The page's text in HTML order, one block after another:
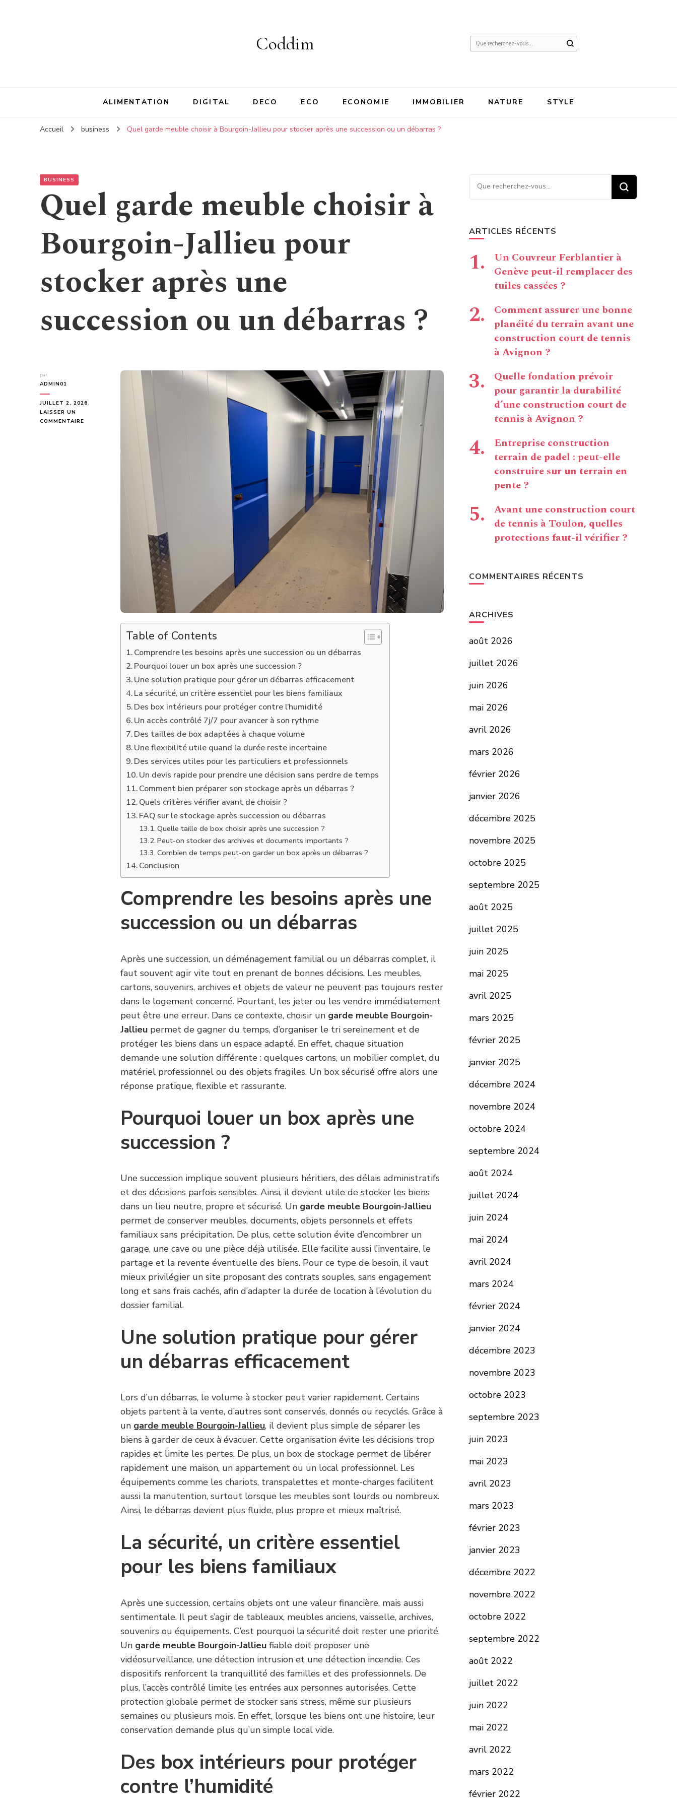
Coddim
Vous
ALIMENTATION DIGITAL DECO ECO ECONOMIE IMMOBILIER NATURE STYLE
Accueil business Quel garde meuble choisir à Bourgoin-Jallieu pour stocker après une succession ou un débarras ?
BUSINESS
Quel garde meuble choisir à
Bourgoin-Jallieu pour
stocker après une
succession ou un débarras ?
par
ADMIN01
JUILLET 2, 2026
LAISSER UN
COMMENTAIRE
Table of Contents
Comprendre les besoins après une succession ou un débarras
Pourquoi louer un box après une succession ?
Une solution pratique pour gérer un débarras efficacement
La sécurité, un critère essentiel pour les biens familiaux
Des box intérieurs pour protéger contre l’humidité
Un accès contrôlé 7j/7 pour avancer à son rythme
Des tailles de box adaptées à chaque volume
Une flexibilité utile quand la durée reste incertaine
Des services utiles pour les particuliers et professionnels
Un devis rapide pour prendre une décision sans perdre de temps
Comment bien préparer son stockage après un débarras ?
Quels critères vérifier avant de choisir ?
FAQ sur le stockage après succession ou débarras
Quelle taille de box choisir après une succession ?
Peut-on stocker des archives et documents importants ?
Combien de temps peut-on garder un box après un débarras ?
Conclusion
Comprendre les besoins après une
succession ou un débarras
Après une succession, un déménagement familial ou un débarras complet, il
faut souvent agir vite tout en prenant de bonnes décisions. Les meubles,
cartons, souvenirs, archives et objets de valeur ne peuvent pas toujours rester
dans le logement concerné. Pourtant, les jeter ou les vendre immédiatement
peut être une erreur. Dans ce contexte, choisir un garde meuble Bourgoin-
Jallieu permet de gagner du temps, d’organiser le tri sereinement et de
protéger les biens dans un espace adapté. En effet, chaque situation
demande une solution différente : quelques cartons, un mobilier complet, du
matériel professionnel ou des objets fragiles. Un box sécurisé offre alors une
réponse pratique, flexible et rassurante.
Pourquoi louer un box après une
succession ?
Une succession implique souvent plusieurs héritiers, des délais administratifs
et des décisions parfois sensibles. Ainsi, il devient utile de stocker les biens
dans un lieu neutre, propre et sécurisé. Un garde meuble Bourgoin-Jallieu
permet de conserver meubles, documents, objets personnels et effets
familiaux sans précipitation. De plus, cette solution évite d’encombrer un
garage, une cave ou une pièce déjà utilisée. Elle facilite aussi l’inventaire, le
partage et la revente éventuelle des biens. Pour ce type de besoin, il vaut
mieux privilégier un site proposant des contrats souples, sans engagement
long et sans frais cachés, afin d’adapter la durée de location à l’évolution du
dossier familial.
Une solution pratique pour gérer
un débarras efficacement
Lors d’un débarras, le volume à stocker peut varier rapidement. Certains
objets partent à la vente, d’autres sont conservés, donnés ou recyclés. Grâce à
un garde meuble Bourgoin-Jallieu, il devient plus simple de séparer les
biens à garder de ceux à évacuer. Cette organisation évite les décisions trop
rapides et limite les pertes. De plus, un box de stockage permet de libérer
rapidement une maison, un appartement ou un local professionnel. Les
équipements comme les chariots, transpalettes et monte-charges facilitent
aussi la manutention, surtout lorsque les meubles sont lourds ou nombreux.
Ainsi, le débarras devient plus fluide, plus propre et mieux maîtrisé.
La sécurité, un critère essentiel
pour les biens familiaux
Après une succession, certains objets ont une valeur financière, mais aussi
sentimentale. Il peut s’agir de tableaux, meubles anciens, vaisselle, archives,
souvenirs ou équipements. C’est pourquoi la sécurité doit rester une priorité.
Un garde meuble Bourgoin-Jallieu fiable doit proposer une
vidéosurveillance, une détection intrusion et une détection incendie. Ces
dispositifs renforcent la tranquillité des familles et des professionnels. De
plus, l’accès contrôlé limite les entrées aux personnes autorisées. Cette
protection globale permet de stocker sans stress, même sur plusieurs
semaines ou plusieurs mois. En effet, lorsque les biens ont une histoire, leur
conservation demande plus qu’un simple local vide.
Des box intérieurs pour protéger
contre l’humidité
Vous recherchiez quelque
chose ?
ARTICLES RÉCENTS
Un Couvreur Ferblantier à
Genève peut-il remplacer des
tuiles cassées ?
Comment assurer une bonne
planéité du terrain avant une
construction court de tennis
à Avignon ?
Quelle fondation prévoir
pour garantir la durabilité
d’une construction court de
tennis à Avignon ?
Entreprise construction
terrain de padel : peut-elle
construire sur un terrain en
pente ?
Avant une construction court
de tennis à Toulon, quelles
protections faut-il vérifier ?
COMMENTAIRES RÉCENTS
ARCHIVES
août 2026
juillet 2026
juin 2026
mai 2026
avril 2026
mars 2026
février 2026
janvier 2026
décembre 2025
novembre 2025
octobre 2025
septembre 2025
août 2025
juillet 2025
juin 2025
mai 2025
avril 2025
mars 2025
février 2025
janvier 2025
décembre 2024
novembre 2024
octobre 2024
septembre 2024
août 2024
juillet 2024
juin 2024
mai 2024
avril 2024
mars 2024
février 2024
janvier 2024
décembre 2023
novembre 2023
octobre 2023
septembre 2023
juin 2023
mai 2023
avril 2023
mars 2023
février 2023
janvier 2023
décembre 2022
novembre 2022
octobre 2022
septembre 2022
août 2022
juillet 2022
juin 2022
mai 2022
avril 2022
mars 2022
février 2022